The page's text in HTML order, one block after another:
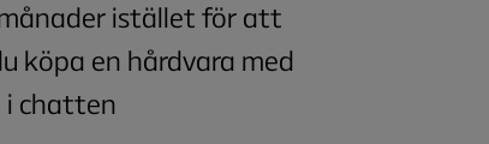
istället för att
köpa en hårdvara med
i chatten